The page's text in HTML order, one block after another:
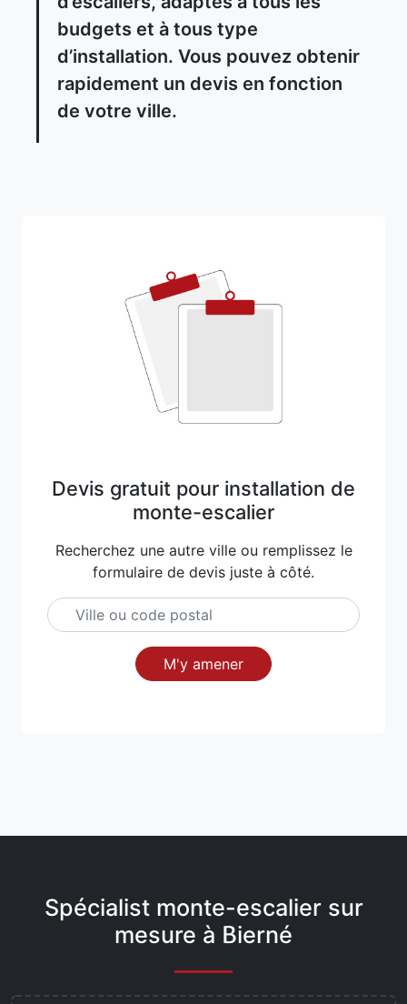
budgets et à tous type
d’installation. Vous pouvez obtenir
rapidement un devis en fonction
de votre ville.
Devis gratuit pour installation de
monte-escalier
Recherchez une autre ville ou remplissez le
formulaire de devis juste à côté.
M'y amener
Spécialist monte-escalier sur
mesure à Bierné